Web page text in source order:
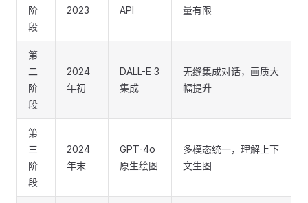
阶
段
2023
API
量有限
第
二
阶
段
2024
年初
DALL-E 3
集成
无缝集成对话，画质大
幅提升
第
三
阶
段
2024
年末
GPT-4o
原生绘图
多模态统一，理解上下
文生图